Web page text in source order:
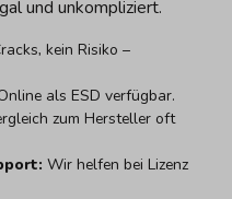
und unkompliziert.
kein Risiko –
als ESD verfügbar.
zum Hersteller oft
Wir helfen bei Lizenz